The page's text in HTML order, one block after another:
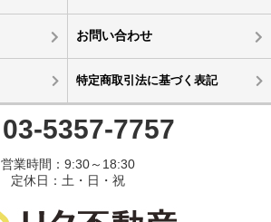
お問い合わせ
特定商取引法に基づく表記
03-5357-7757
営業時間：9:30～18:30
定休日：土・日・祝